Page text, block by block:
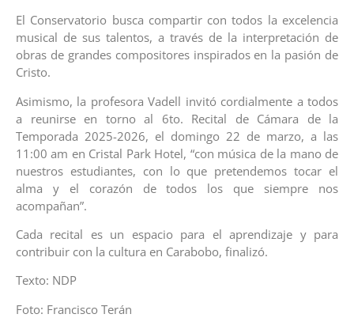
El Conservatorio busca compartir con todos la excelencia
musical de sus talentos, a través de la interpretación de
obras de grandes compositores inspirados en la pasión de
Cristo.
Asimismo, la profesora Vadell invitó cordialmente a todos
a reunirse en torno al 6to. Recital de Cámara de la
Temporada 2025-2026, el domingo 22 de marzo, a las
11:00 am en Cristal Park Hotel, “con música de la mano de
nuestros estudiantes, con lo que pretendemos tocar el
alma y el corazón de todos los que siempre nos
acompañan”.
Cada recital es un espacio para el aprendizaje y para
contribuir con la cultura en Carabobo, finalizó.
Texto: NDP
Foto: Francisco Terán